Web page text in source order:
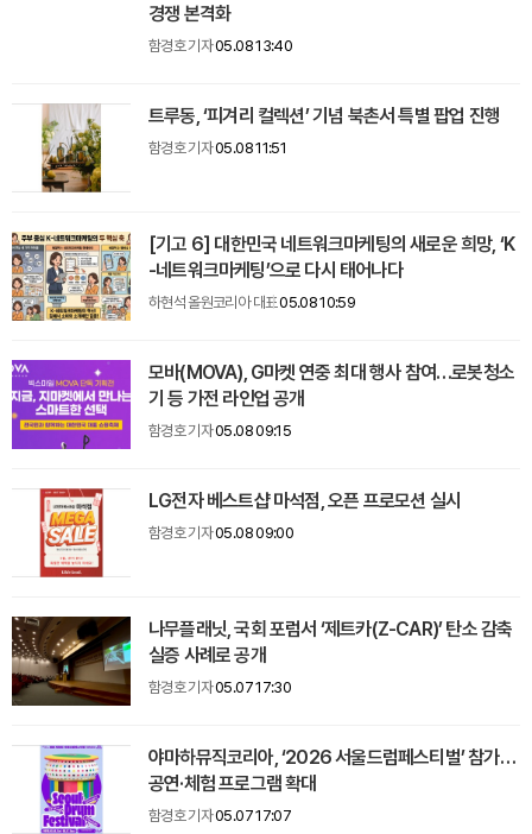
경쟁 본격화
함경호 기자05.08 13:40
트루동, ‘피겨리 컬렉션’ 기념 북촌서 특별 팝업 진행
함경호 기자05.08 11:51
[기고 6] 대한민국 네트워크마케팅의 새로운 희망, ‘K
-네트워크마케팅’으로 다시 태어나다
하현석 올원코리아 대표05.08 10:59
모바(MOVA), G마켓 연중 최대 행사 참여…로봇청소
기 등 가전 라인업 공개
함경호 기자05.08 09:15
LG전자 베스트샵 마석점, 오픈 프로모션 실시
함경호 기자05.08 09:00
나무플래닛, 국회 포럼서 ‘제트카(Z-CAR)’ 탄소 감축
실증 사례로 공개
함경호 기자05.07 17:30
야마하뮤직코리아, ‘2026 서울드럼페스티벌’ 참가…
공연·체험 프로그램 확대
함경호 기자05.07 17:07